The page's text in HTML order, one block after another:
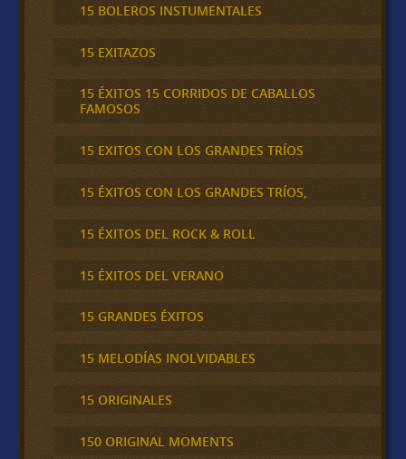
15 BOLEROS INSTUMENTALES
15 EXITAZOS
15 ÉXITOS 15 CORRIDOS DE CABALLOS
FAMOSOS
15 EXITOS CON LOS GRANDES TRÍOS
15 ÉXITOS CON LOS GRANDES TRÍOS,
15 ÉXITOS DEL ROCK & ROLL
15 ÉXITOS DEL VERANO
15 GRANDES ÉXITOS
15 MELODÍAS INOLVIDABLES
15 ORIGINALES
150 ORIGINAL MOMENTS